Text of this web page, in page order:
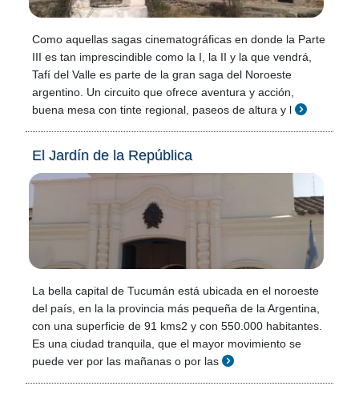
Como aquellas sagas cinematográficas en donde la Parte
III es tan imprescindible como la I, la II y la que vendrá,
Tafí del Valle es parte de la gran saga del Noroeste
argentino. Un circuito que ofrece aventura y acción,
buena mesa con tinte regional, paseos de altura y l
El Jardín de la República
La bella capital de Tucumán está ubicada en el noroeste
del país, en la la provincia más pequeña de la Argentina,
con una superficie de 91 kms2 y con 550.000 habitantes.
Es una ciudad tranquila, que el mayor movimiento se
puede ver por las mañanas o por las